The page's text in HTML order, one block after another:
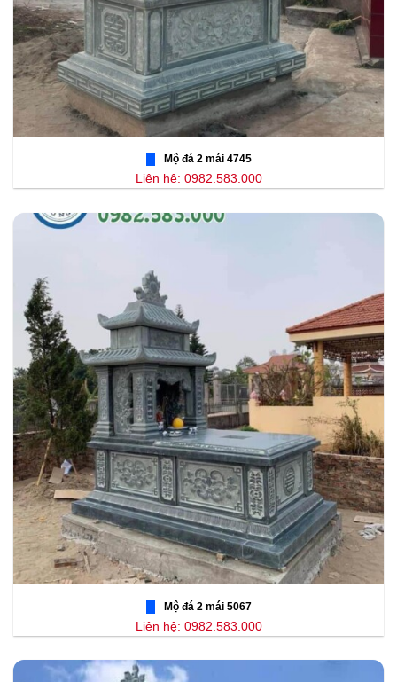
Mộ đá 2 mái 4745
Liên hệ: 0982.583.000
Mộ đá 2 mái 5067
Liên hệ: 0982.583.000